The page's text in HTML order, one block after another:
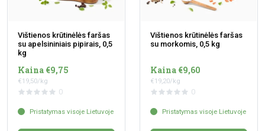
Vištienos krūtinėlės faršas
su apelsininiais pipirais, 0,5
kg
Kaina €9,75
€19,50/kg
0
Pristatymas visoje Lietuvoje
Vištienos krūtinėlės faršas
su morkomis, 0,5 kg
Kaina €9,60
€19,20/kg
0
Pristatymas visoje Lietuvoje